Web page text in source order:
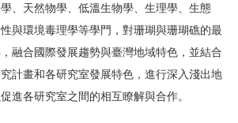
、天然物學、低溫生物學、生理學、生態
與環境毒理學等學門，對珊瑚與珊瑚礁的最
融合國際發展趨勢與臺灣地域特色，並結合
計畫和各研究室發展特色，進行深入淺出地
進各研究室之間的相互瞭解與合作。